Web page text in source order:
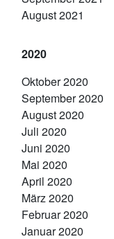
August 2021
2020
Oktober 2020
September 2020
August 2020
Juli 2020
Juni 2020
Mai 2020
April 2020
März 2020
Februar 2020
Januar 2020